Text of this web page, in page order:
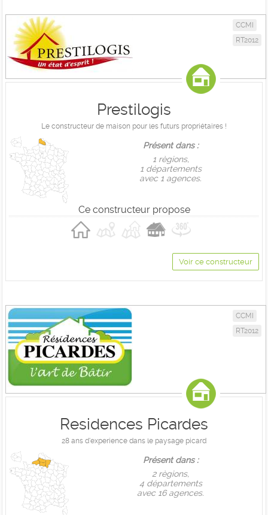
CCMI
RT2012
Prestilogis
Le constructeur de maison pour les futurs propriétaires !
Présent dans :
1 règions,
1 départements
avec 1 agences.
Ce constructeur propose
Voir ce constructeur
CCMI
RT2012
Residences Picardes
28 ans d'experience dans le paysage picard
Présent dans :
2 règions,
4 départements
avec 16 agences.